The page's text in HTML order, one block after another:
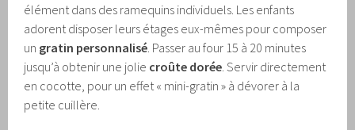
élément dans des ramequins individuels. Les enfants
adorent disposer leurs étages eux-mêmes pour composer
un gratin personnalisé . Passer au four 15 à 20 minutes
jusqu’à obtenir une jolie croûte dorée . Servir directement
en cocotte, pour un effet « mini-gratin » à dévorer à la
petite cuillère.